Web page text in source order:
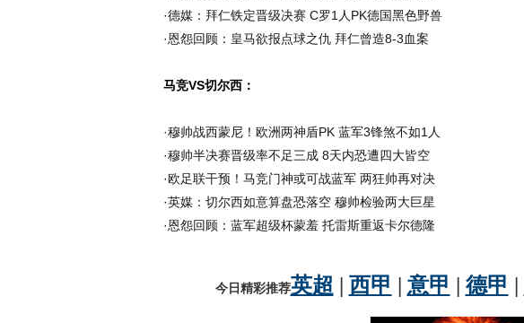
·德媒：拜仁铁定晋级决赛 C罗1人PK德国黑色野兽
·恩怨回顾：皇马欲报点球之仇 拜仁曾造8-3血案
马竞VS切尔西：
·穆帅战西蒙尼！欧洲两神盾PK 蓝军3锋煞不如1人
·穆帅半决赛晋级率不足三成 8天内恐遭四大皆空
·欧足联干预！马竞门神或可战蓝军 两狂帅再对决
·英媒：切尔西如意算盘恐落空 穆帅检验两大巨星
·恩怨回顾：蓝军超级杯蒙羞 托雷斯重返卡尔德隆